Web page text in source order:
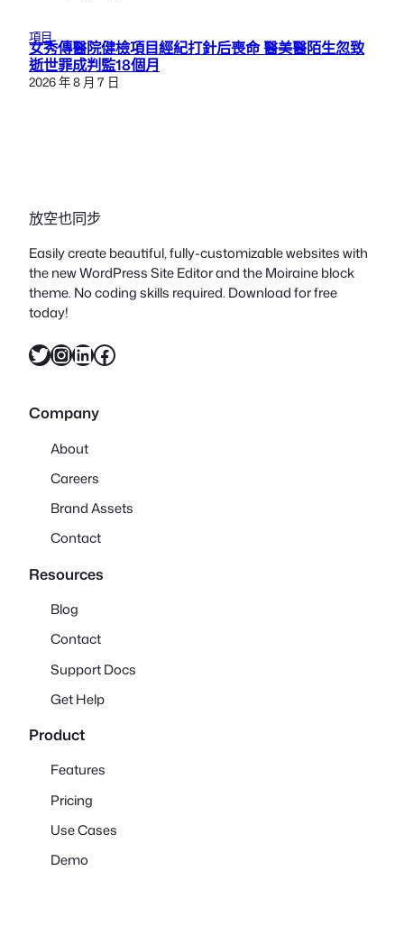
項目
女秀傳醫院健檢項目經紀打針后喪命 醫美醫陌生忽致
逝世罪成判監18個月
2026 年 8 月 7 日
放空也同步
Easily create beautiful, fully-customizable websites with
the new WordPress Site Editor and the Moiraine block
theme. No coding skills required. Download for free
today!
X InstagramLinkedIn Facebook
Company
About
Careers
Brand Assets
Contact
Resources
Blog
Contact
Support Docs
Get Help
Product
Features
Pricing
Use Cases
Demo